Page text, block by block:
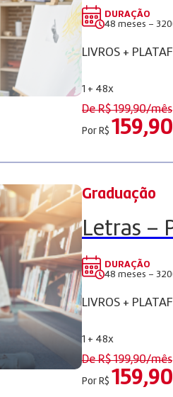
DURAÇÃO
48 meses –
LIVROS +
1 + 48x
De R$199,90/mês
Por R$ 159,90
Graduação
Letras –
DURAÇÃO
48 meses –
LIVROS +
1 + 48x
De R$199,90/mês
Por R$ 159,90